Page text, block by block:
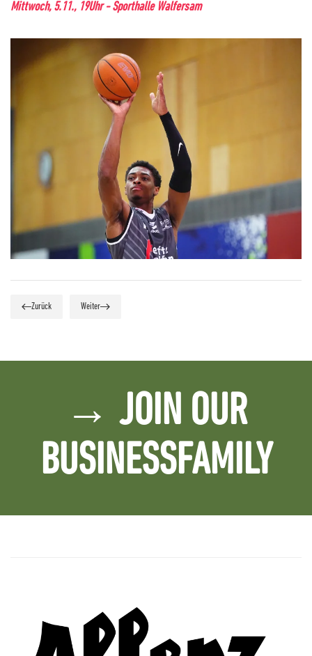
Mittwoch, 5.11., 19Uhr - Sporthalle Walfersam
Zurück Weiter
→ JOIN OUR
BUSINESSFAMILY